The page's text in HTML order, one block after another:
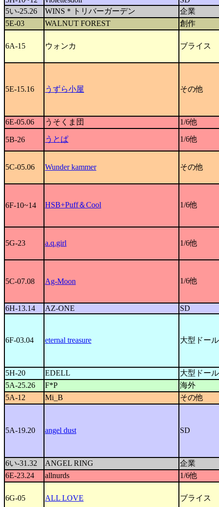
5い-25.26
WINS＊トリバーガーデン
企業
5E-03
WALNUT FOREST 創作
6A-15 ウォンカ ブライス
5E-15.16 うずら小屋 その他
6E-05.06 うそくま団 1/6他
5B-26 うとぱ 1/6他
5C-05.06 Wunder kammer その他
6F-10~14 HSB+Puff＆Cool 1/6他
5G-23 a.q.girl 1/6他
5C-07.08 Ag-Moon 1/6他
6H-13.14 AZ-ONE SD
6F-03.04 eternal treasure 大型ドール
5H-20 EDELL
大型ドール
5A-25.26
F*P
海外
5A-12
Mi_B その他
5A-19.20 angel dust SD
6い-31.32 ANGEL RING
企業
6E-23.24
allnurds 1/6他
6G-05 ALL LOVE ブライス